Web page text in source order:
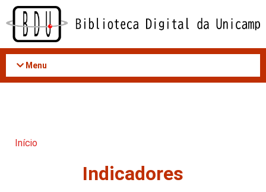
Acessar
conteúdo
Menu
Início
Indicadores